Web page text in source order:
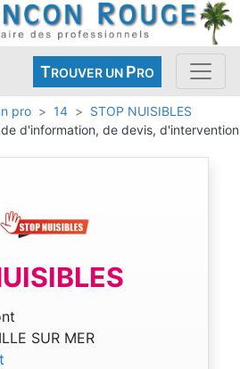
TROUVER UN PRO
pro 14
STOP NUISIBLES
d'information, de devis, d'intervention
SUR MER